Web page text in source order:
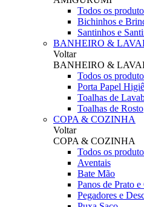
Todos os
Bichinhos e
Santinhos e
BANHEIRO &
Voltar
BANHEIRO &
Todos os
Porta Papel
Toalhas de
Toalhas de Rosto
COPA & COZINHA
Voltar
COPA & COZINHA
Todos os
Aventais
Bate Mão
Panos de Prato e
Pegadores e